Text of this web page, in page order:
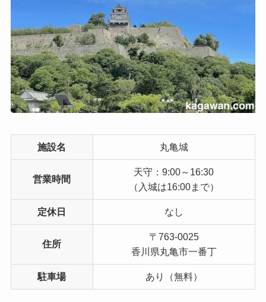
施設名 丸亀城
営業時間
天守：9:00～16:30
（入城は16:00まで）
定休日 なし
住所
〒763-0025
香川県丸亀市一番丁
駐車場 あり（無料）